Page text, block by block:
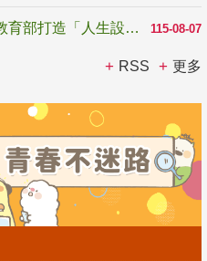
115-08-07
高齡不是終點而是夢想起點！教育部打造「人生設計夢工場」 參展第3屆高齡健康產業博覽會
RSS 更多